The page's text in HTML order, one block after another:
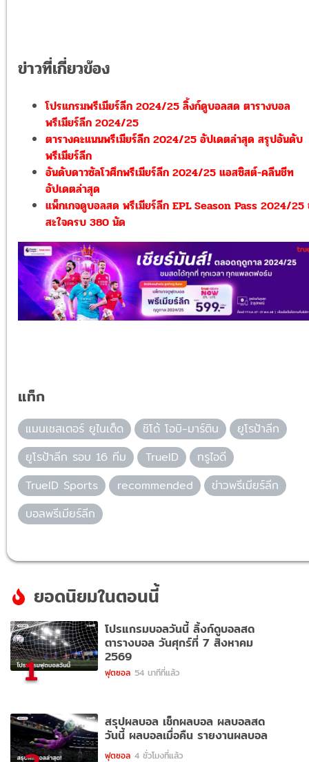
ข่าวที่เกี่ยวข้อง
โปรแกรมพรีเมียร์ลีก 2024/25 ลิ้งก์ดูบอลสด ตารางบอล
พรีเมียร์ลีก 2024/25
ตารางคะแนนพรีเมียร์ลีก 2024/25 อัปเดตล่าสุด สรุปอันดับ
พรีเมียร์ลีก
อันดับดาวซัลโวศึกพรีเมียร์ลีก 2024/25 แอสซิสต์-คลีนชีท
อัปเดตล่าสุด
แพ็กเกจดูบอลสด พรีเมียร์ลีก EPL Season Pass 2024/25
สะใจครบ 380 นัด
แท็ก
แมนเชสเตอร์ ยูไนเต็ด ชิโด้ โอบิ-มาร์ติน
ยูโรป้าลีก
ยูโรป้าลีก รอบ 16 ทีม
TrueID
ทรูไอดี
TrueID Sports
recommended
ข่าวพรีเมียร์ลีก
บอลพรีเมียร์ลีก
ยอดนิยมในตอนนี้
1
โปรแกรมบอลวันนี้ ลิ้งก์ดูบอลสด
ตารางบอล วันศุกร์ที่ 7 สิงหาคม
2569
ฟุตซอล 54 นาทีที่แล้ว
สรุปผลบอล เช็กผลบอล ผลบอลสด
วันนี้ ผลบอลเมื่อคืน รายงานผลบอล
ฟุตซอล 4 ชั่วโมงที่แล้ว